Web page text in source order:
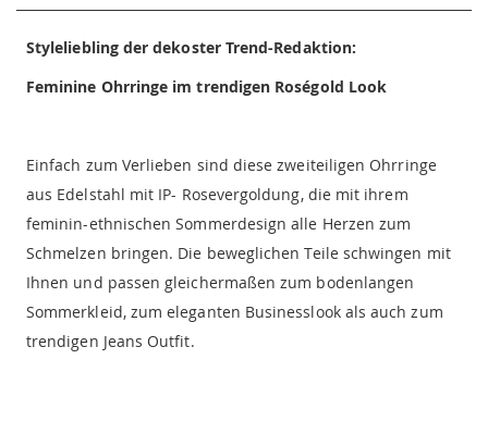
Styleliebling der dekoster Trend-Redaktion:
Feminine Ohrringe im trendigen Roségold Look
Einfach zum Verlieben sind diese zweiteiligen Ohrringe
aus Edelstahl mit IP- Rosevergoldung, die mit ihrem
feminin-ethnischen Sommerdesign alle Herzen zum
Schmelzen bringen. Die beweglichen Teile schwingen mit
Ihnen und passen gleichermaßen zum bodenlangen
Sommerkleid, zum eleganten Businesslook als auch zum
trendigen Jeans Outfit.